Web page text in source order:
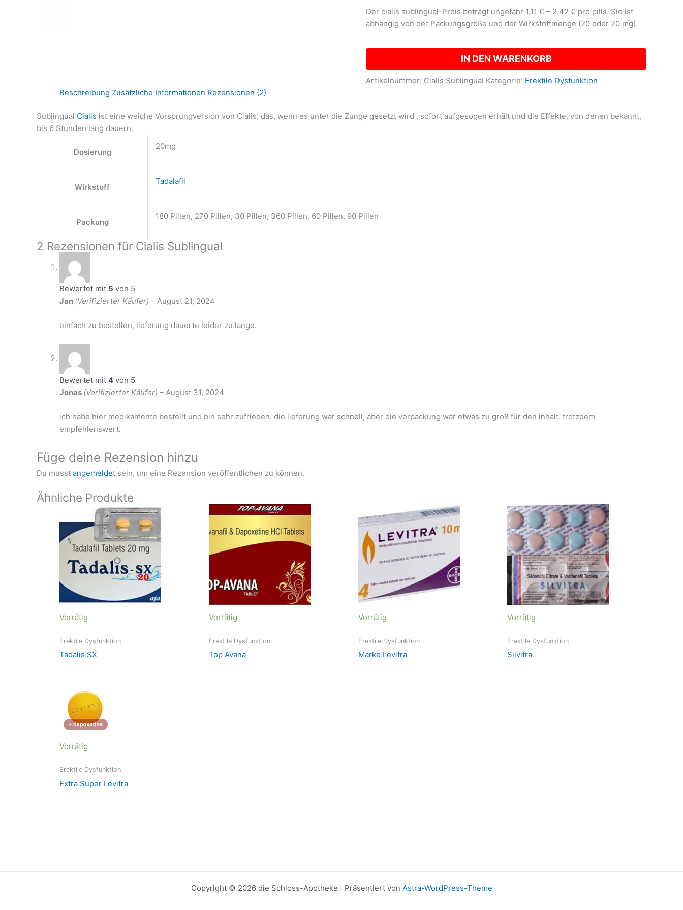
Der cialis sublingual-Preis beträgt ungefähr 1.11 € – 2.42 € pro pills. Sie ist
abhängig von der Packungsgröße und der Wirkstoffmenge (20 oder 20 mg).
IN DEN WARENKORB
Artikelnummer: Cialis Sublingual Kategorie: Erektile Dysfunktion
Beschreibung Zusätzliche Informationen Rezensionen (2)
Sublingual Cialis ist eine weiche Vorsprungversion von Cialis, das, wenn es unter die Zunge gesetzt wird , sofort aufgesogen erhält und die Effekte, von denen bekannt,
bis 6 Stunden lang dauern.
Dosierung
20mg
Wirkstoff
Tadalafil
Packung
180 Pillen, 270 Pillen, 30 Pillen, 360 Pillen, 60 Pillen, 90 Pillen
2 Rezensionen für Cialis Sublingual
Bewertet mit 5 von 5
Jan (Verifizierter Käufer) – August 21, 2024
einfach zu bestellen, lieferung dauerte leider zu lange.
Bewertet mit 4 von 5
Jonas (Verifizierter Käufer) – August 31, 2024
ich habe hier medikamente bestellt und bin sehr zufrieden. die lieferung war schnell, aber die verpackung war etwas zu groß für den inhalt. trotzdem
empfehlenswert.
Füge deine Rezension hinzu
Du musst angemeldet sein, um eine Rezension veröffentlichen zu können.
Ähnliche Produkte
Vorrätig
Erektile Dysfunktion
Tadalis SX
Vorrätig
Erektile Dysfunktion
Top Avana
Vorrätig
Erektile Dysfunktion
Marke Levitra
Vorrätig
Erektile Dysfunktion
Silvitra
Vorrätig
Erektile Dysfunktion
Extra Super Levitra
Copyright © 2026 die Schloss-Apotheke | Präsentiert von Astra-WordPress-Theme